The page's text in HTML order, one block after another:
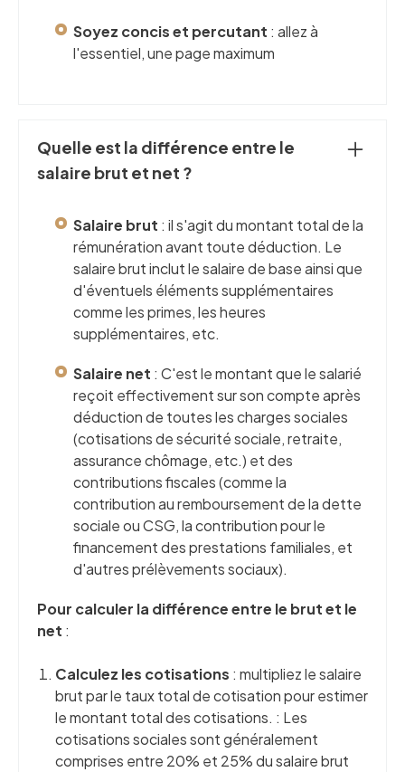
Soyez concis et percutant : allez à
l'essentiel, une page maximum
Quelle est la différence entre le
salaire brut et net ?
Salaire brut : il s'agit du montant total de la
rémunération avant toute déduction. Le
salaire brut inclut le salaire de base ainsi que
d'éventuels éléments supplémentaires
comme les primes, les heures
supplémentaires, etc.
Salaire net : C'est le montant que le salarié
reçoit effectivement sur son compte après
déduction de toutes les charges sociales
(cotisations de sécurité sociale, retraite,
assurance chômage, etc.) et des
contributions fiscales (comme la
contribution au remboursement de la dette
sociale ou CSG, la contribution pour le
financement des prestations familiales, et
d'autres prélèvements sociaux).
Pour calculer la différence entre le brut et le
net :
Calculez les cotisations : multipliez le salaire
brut par le taux total de cotisation pour estimer
le montant total des cotisations. : Les
cotisations sociales sont généralement
comprises entre 20% et 25% du salaire brut